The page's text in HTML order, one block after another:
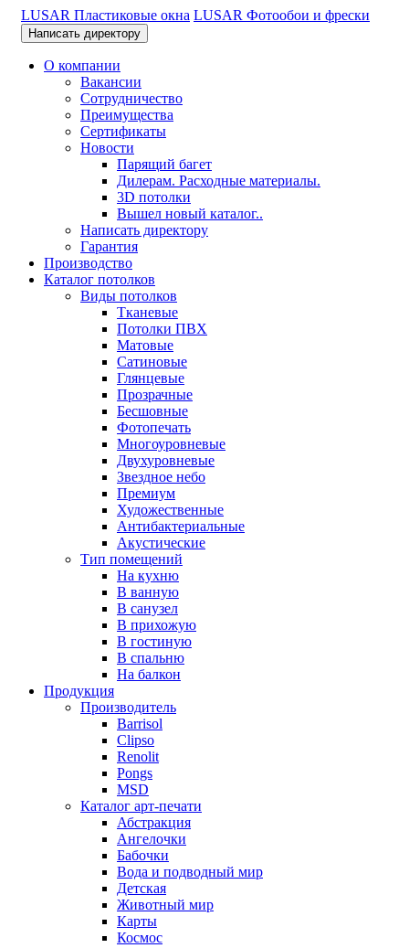
LUSAR Пластиковые окна LUSAR Фотообои и фрески
Написать директору
О компании
Вакансии
Сотрудничество
Преимущества
Сертификаты
Новости
Парящий багет
Дилерам. Расходные материалы.
3D потолки
Вышел новый каталог..
Написать директору
Гарантия
Производство
Каталог потолков
Виды потолков
Тканевые
Потолки ПВХ
Матовые
Сатиновые
Глянцевые
Прозрачные
Бесшовные
Фотопечать
Многоуровневые
Двухуровневые
Звездное небо
Премиум
Художественные
Антибактериальные
Акустические
Тип помещений
На кухню
В ванную
В санузел
В прихожую
В гостиную
В спальню
На балкон
Продукция
Производитель
Barrisol
Clipso
Renolit
Pongs
MSD
Каталог арт-печати
Абстракция
Ангелочки
Бабочки
Вода и подводный мир
Детская
Животный мир
Карты
Космос